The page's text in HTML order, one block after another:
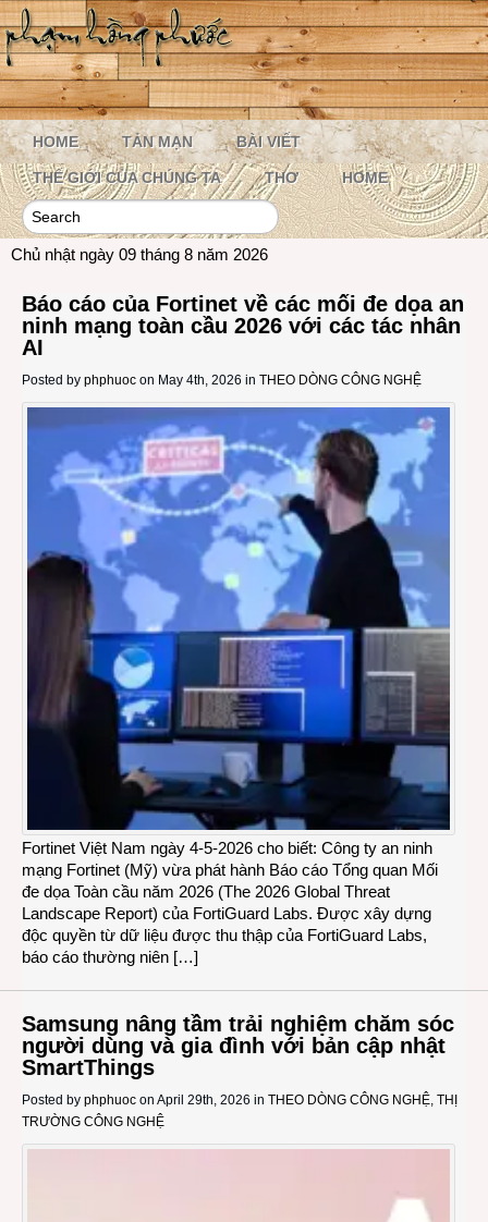
HOME TẢN MẠN BÀI VIẾT
THẾ GIỚI CỦA CHÚNG TA THƠ HOME
Chủ nhật ngày 09 tháng 8 năm 2026
Báo cáo của Fortinet về các mối đe dọa an
ninh mạng toàn cầu 2026 với các tác nhân
AI
Posted by phphuoc on May 4th, 2026 in THEO DÒNG CÔNG NGHỆ
Fortinet Việt Nam ngày 4-5-2026 cho biết: Công ty an ninh
mạng Fortinet (Mỹ) vừa phát hành Báo cáo Tổng quan Mối
đe dọa Toàn cầu năm 2026 (The 2026 Global Threat
Landscape Report) của FortiGuard Labs. Được xây dựng
độc quyền từ dữ liệu được thu thập của FortiGuard Labs,
báo cáo thường niên […]
Samsung nâng tầm trải nghiệm chăm sóc
người dùng và gia đình với bản cập nhật
SmartThings
Posted by phphuoc on April 29th, 2026 in THEO DÒNG CÔNG NGHỆ THỊ
TRƯỜNG CÔNG NGHỆ